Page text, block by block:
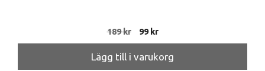
189kr
Det
ursprungliga
priset
var:
99krDet
nuvarande
priset
är:
Lägg till i varukorg